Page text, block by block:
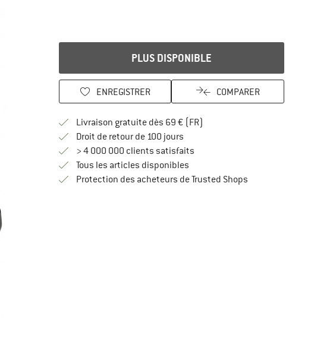
PLUS DISPONIBLE
ENREGISTRER COMPARER
Livraison gratuite dès 69 € (FR)
Droit de retour de 100 joursTrouve les informations de
> 4 000 000 clients satisfaits
Tous les articles disponibles
Protection des acheteurs de Trusted ShopsTrouve toutes les